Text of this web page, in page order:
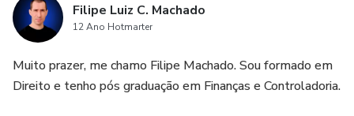
Filipe Luiz C. Machado
12 Ano Hotmarter
Muito prazer, me chamo Filipe Machado. Sou formado em
Direito e tenho pós graduação em Finanças e Controladoria.